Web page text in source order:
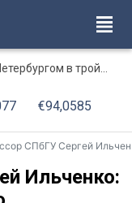
погиб водитель «Газели»
€94,0585
Ильченко: Для меня «Зенит» — это поворотные пункты судьбы
Ильченко: